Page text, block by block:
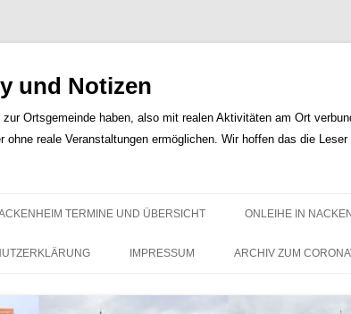
und Notizen
Ortsgemeinde haben, also mit realen Aktivitäten am Ort
reale Veranstaltungen ermöglichen. Wir hoffen das die
Inhalt
TERMINE UND ÜBERSICHT ONLEIHE IN
IMPRESSUM ARCHIV ZUM